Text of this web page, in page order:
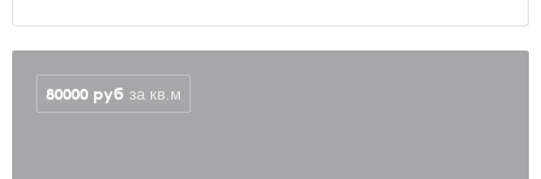
80000 руб за кв.м